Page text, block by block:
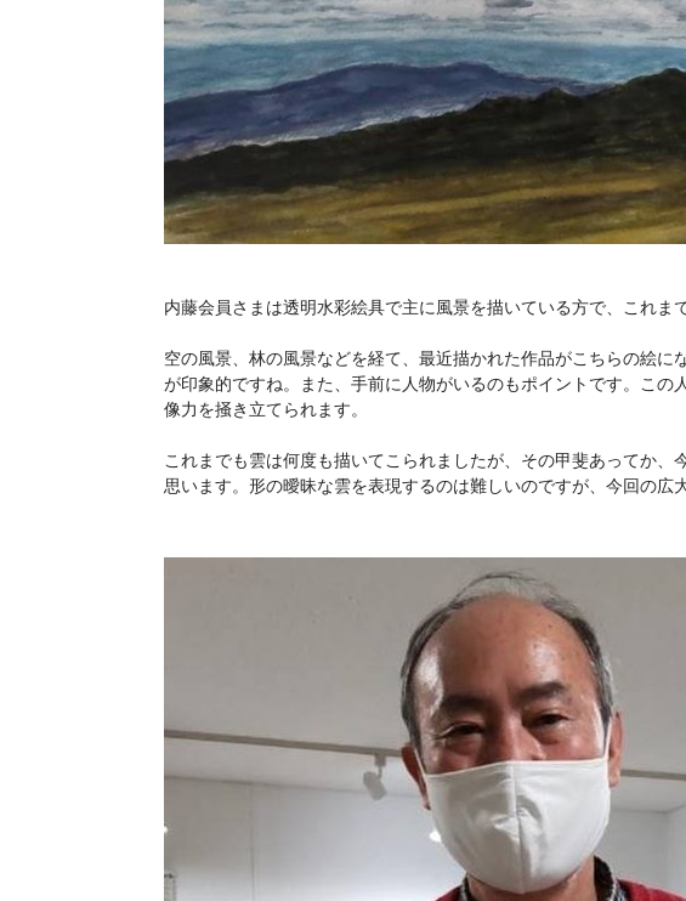
内藤会員さまは透明水彩絵具で主に風景を描いている方で、これま
空の風景、林の風景などを経て、最近描かれた作品がこちらの絵に
が印象的ですね。また、手前に人物がいるのもポイントです。この
像力を掻き立てられます。
これまでも雲は何度も描いてこられましたが、その甲斐あってか、
思います。形の曖昧な雲を表現するのは難しいのですが、今回の広